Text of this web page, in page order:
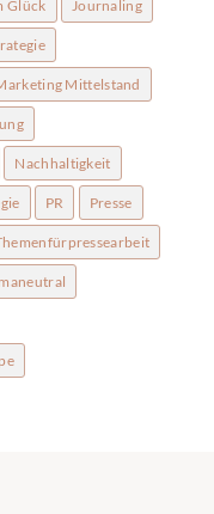
Glück Journaling
Mittelstand
Nachhaltigkeit
PR Presse